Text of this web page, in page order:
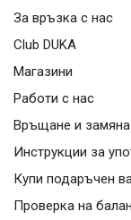
За връзка с нас
Club DUKA
Магазини
Работи с нас
Връщане и замяна
Инструкции за
Купи подаръчен
Проверка на